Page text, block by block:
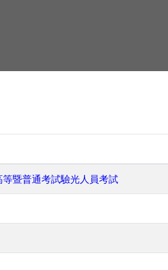
暨普通考試驗光人員考試